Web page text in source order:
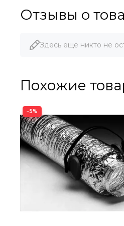
Отзывы о
Здесь еще никто не
Похожие
−5%